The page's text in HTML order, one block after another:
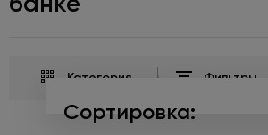
Категория Фильтры
Сортировка: